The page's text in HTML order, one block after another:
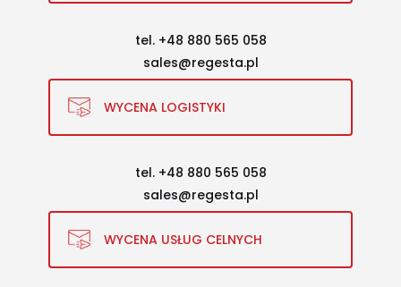
tel. +48 880 565 058
sales@regesta.pl
WYCENA LOGISTYKI
tel. +48 880 565 058
sales@regesta.pl
WYCENA USŁUG CELNYCH